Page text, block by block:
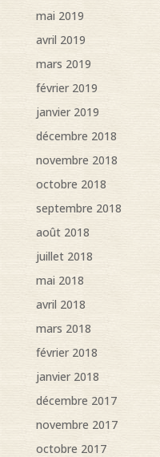
mai 2019
avril 2019
mars 2019
février 2019
janvier 2019
décembre 2018
novembre 2018
octobre 2018
septembre 2018
août 2018
juillet 2018
mai 2018
avril 2018
mars 2018
février 2018
janvier 2018
décembre 2017
novembre 2017
octobre 2017